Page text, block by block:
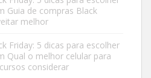
Guia de compras Black
melhor
Friday: 5 dicas para escolher
Qual o melhor celular para
considerar